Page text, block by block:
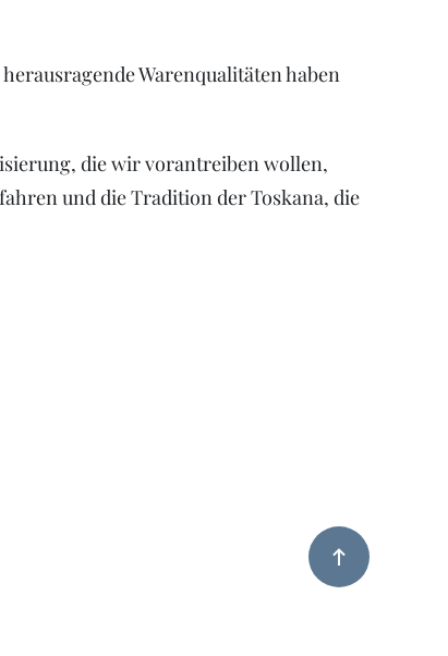
Warenqualitäten haben
die wir vorantreiben wollen,
und die Tradition der Toskana, die